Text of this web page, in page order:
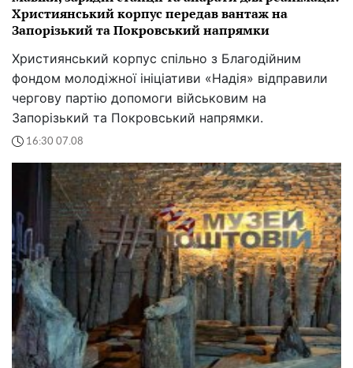
Християнський корпус передав вантаж на
Запорізький та Покровський напрямки
Християнський корпус спільно з Благодійним
фондом молодіжної ініціативи «Надія» відправили
чергову партію допомоги військовим на
Запорізький та Покровський напрямки.
16:30 07.08